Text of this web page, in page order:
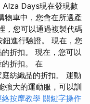
Alza Days現在發現數
物車中，您會在所選產
，您可以通過複製代碼
鈕進行驗證。 現在，您
折扣。 現在，您可以
折扣。 在
紡織品的折扣。 運動
強大的運動服，可以訓
絡按摩教學 關鍵字操作